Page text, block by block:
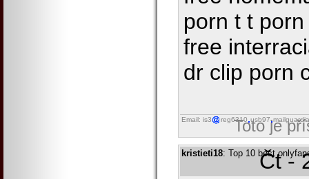
porn t t
free
dr clip porn
Email: is3 reg6310 usb97
Toto je
kristieti18: Top 10 bestČt -